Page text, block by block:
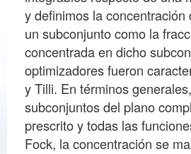
y definimos la concentración
un subconjunto como la
concentrada en dicho
optimizadores fueron
y Tilli. En términos
subconjuntos del plano
prescrito y todas las
Fock, la concentración se